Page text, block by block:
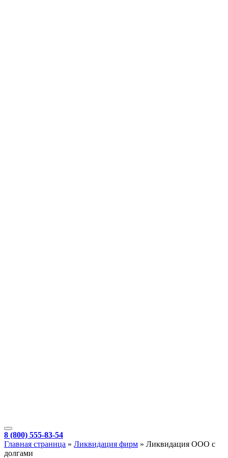
8 (800) 555-83-54
Главная страница » Ликвидация фирм » Ликвидация ООО с
долгами